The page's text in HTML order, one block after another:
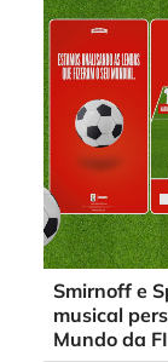
Smirnoff e
musical
Mundo da